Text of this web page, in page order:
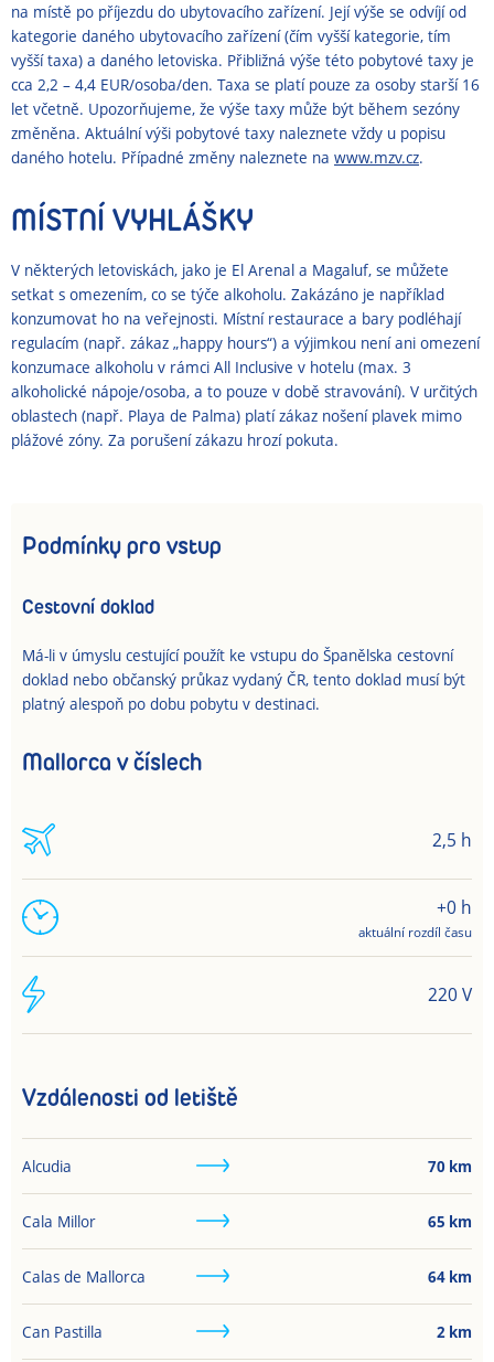
na místě po příjezdu do ubytovacího zařízení. Její výše se odvíjí od
kategorie daného ubytovacího zařízení (čím vyšší kategorie, tím
vyšší taxa) a daného letoviska. Přibližná výše této pobytové taxy je
cca 2,2 – 4,4 EUR/osoba/den. Taxa se platí pouze za osoby starší 16
let včetně. Upozorňujeme, že výše taxy může být během sezóny
změněna. Aktuální výši pobytové taxy naleznete vždy u popisu
daného hotelu. Případné změny naleznete na www.mzv.cz.
MÍSTNÍ VYHLÁŠKY
V některých letoviskách, jako je El Arenal a Magaluf, se můžete
setkat s omezením, co se týče alkoholu. Zakázáno je například
konzumovat ho na veřejnosti. Místní restaurace a bary podléhají
regulacím (např. zákaz „happy hours“) a výjimkou není ani omezení
konzumace alkoholu v rámci All Inclusive v hotelu (max. 3
alkoholické nápoje/osoba, a to pouze v době stravování). V určitých
oblastech (např. Playa de Palma) platí zákaz nošení plavek mimo
plážové zóny. Za porušení zákazu hrozí pokuta.
Podmínky pro vstup
Cestovní doklad
Má-li v úmyslu cestující použít ke vstupu do Španělska cestovní
doklad nebo občanský průkaz vydaný ČR, tento doklad musí být
platný alespoň po dobu pobytu v destinaci.
Mallorca v číslech
2,5 h
+0 h
aktuální rozdíl času
220 V
Vzdálenosti od letiště
Alcudia 70 km
Cala Millor 65 km
Calas de Mallorca 64 km
Can Pastilla 2 km